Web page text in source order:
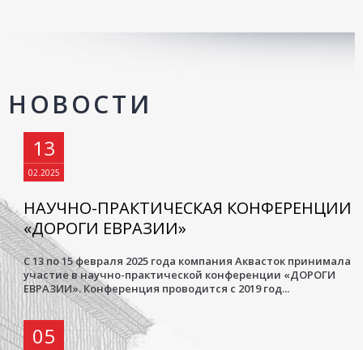
НОВОСТИ
13
02.2025
НАУЧНО-ПРАКТИЧЕСКАЯ КОНФЕРЕНЦИИ
«ДОРОГИ ЕВРАЗИИ»
С 13 по 15 февраля 2025 года компания Аквасток принимала
участие в научно-практической конференции «ДОРОГИ
ЕВРАЗИИ». Конференция проводится с 2019 год...
05